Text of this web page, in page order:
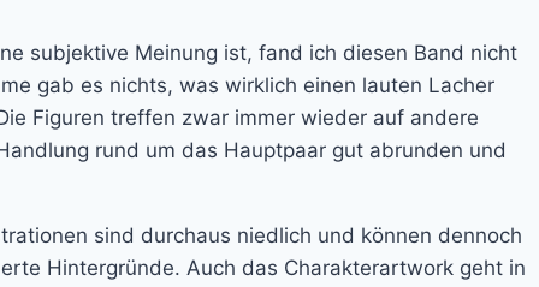
subjektive Meinung ist, fand ich diesen Band nicht
gab es nichts, was wirklich einen lauten Lacher
Figuren treffen zwar immer wieder auf andere
rund um das Hauptpaar gut abrunden und
sind durchaus niedlich und können dennoch
Hintergründe. Auch das Charakterartwork geht in